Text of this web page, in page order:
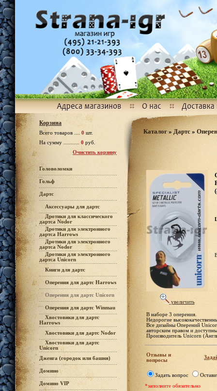
Корзина
Всего товаров .... 0шт.
На сумму ........... 0 руб.
Очистить корзину
Головоломки
Гольф
Дартс
Аксессуары для дартс
Дротики для классического
дартса Nodor
Дротики для электронного
дартса Harrows
Дротики для электронного
дартса Nodor
Дротики для электронного
дартса Unicorn
Книги для дартс
Оперения для дартс Harrows
Оперения для дартс Unicorn
Оперения для дартс Winmau
Хвостовики для дартс
Harrows
Хвостовики для дартс Nodor
Хвостовики для дартс
Unicorn
Дженга (городок или башня)
Домино
Домино VIP
Каталог»Дартс»
увеличить
В наборе 3 оперения.
Недорогие
Все дизайны Оперений
авторским правом и
Производитель Unicorn
Отзывы и
вопросы
Задать вопрос
*заполните обязательно